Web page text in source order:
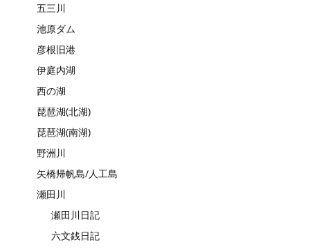
五三川
池原ダム
彦根旧港
伊庭内湖
西の湖
琵琶湖(北湖)
琵琶湖(南湖)
野洲川
矢橋帰帆島/人工島
瀬田川
瀬田川日記
六文銭日記